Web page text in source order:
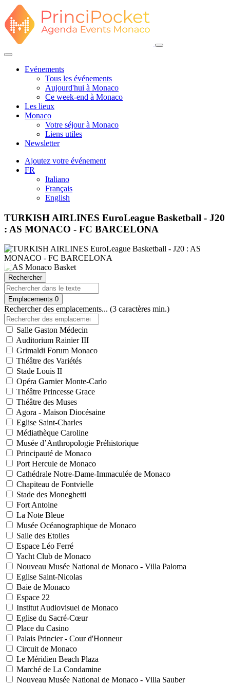
Evénements
Tous les événements
Aujourd'hui à Monaco
Ce week-end à Monaco
Les lieux
Monaco
Votre séjour à Monaco
Liens utiles
Newsletter
Ajoutez votre événement
FR
Italiano
Français
English
TURKISH AIRLINES EuroLeague Basketball - J20
: AS MONACO - FC BARCELONA
Rechercher
Emplacements 0
Rechercher des emplacements... (3 caractères min.)
Salle Gaston Médecin
Auditorium Rainier III
Grimaldi Forum Monaco
Théâtre des Variétés
Stade Louis II
Opéra Garnier Monte-Carlo
Théâtre Princesse Grace
Théâtre des Muses
Agora - Maison Diocésaine
Eglise Saint-Charles
Médiathèque Caroline
Musée d’Anthropologie Préhistorique
Principauté de Monaco
Port Hercule de Monaco
Cathédrale Notre-Dame-Immaculée de Monaco
Chapiteau de Fontvielle
Stade des Moneghetti
Fort Antoine
La Note Bleue
Musée Océanographique de Monaco
Salle des Etoiles
Espace Léo Ferré
Yacht Club de Monaco
Nouveau Musée National de Monaco - Villa Paloma
Eglise Saint-Nicolas
Baie de Monaco
Espace 22
Institut Audiovisuel de Monaco
Eglise du Sacré-Cœur
Place du Casino
Palais Princier - Cour d'Honneur
Circuit de Monaco
Le Méridien Beach Plaza
Marché de La Condamine
Nouveau Musée National de Monaco - Villa Sauber